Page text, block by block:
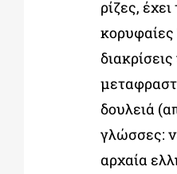
ρίζες,
κορυφαίες
διακρίσεις
δουλειά
γλώσσες:
αρχαία